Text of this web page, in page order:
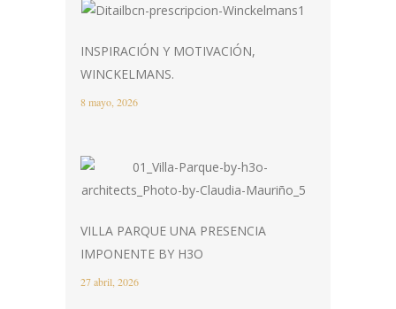
INSPIRACIÓN Y MOTIVACIÓN,
WINCKELMANS.
8 mayo, 2026
VILLA PARQUE UNA PRESENCIA
IMPONENTE BY H3O
27 abril, 2026